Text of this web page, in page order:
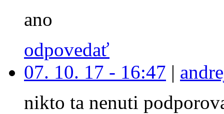
ano
odpovedať
07. 10. 17 - 16:47 |
nikto ta nenuti